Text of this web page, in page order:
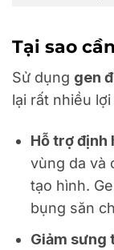
Tại sao
Sử dụng gen
lại rất nhiều
Hỗ trợ định
vùng da và
tạo hình.
bụng săn
Giảm sưng